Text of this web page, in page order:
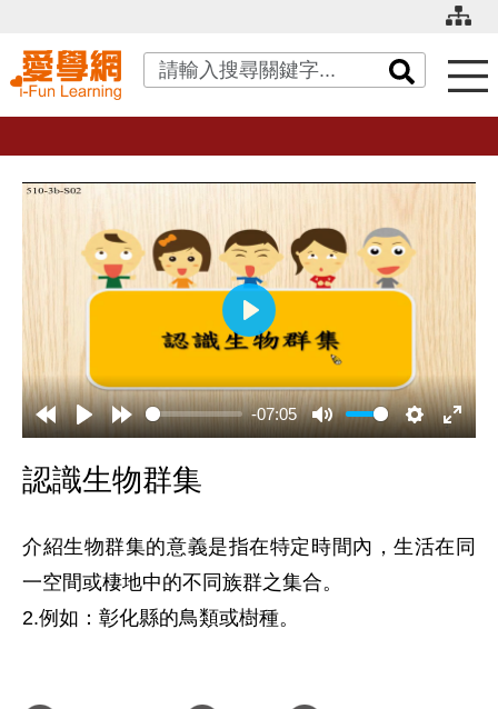
關鍵字搜尋
-07:05
播
放
認識生物群集
介紹生物群集的意義是指在特定時間內，生活在同
一空間或棲地中的不同族群之集合。
2.例如：彰化縣的鳥類或樹種。